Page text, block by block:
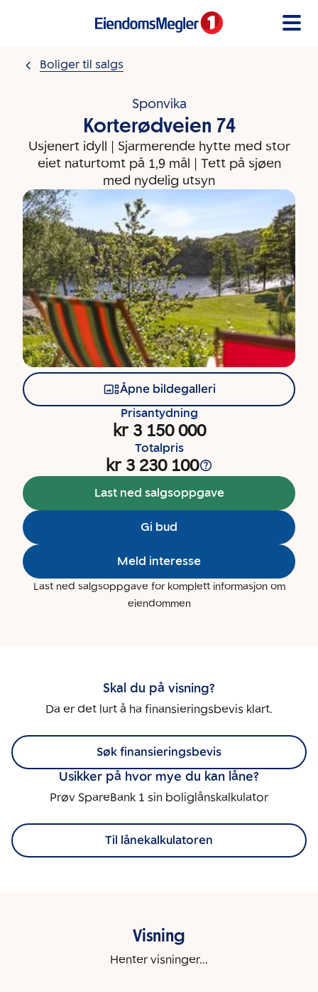
Boliger til salgs
Sponvika
Korterødveien 74
Usjenert idyll | Sjarmerende hytte med stor
eiet naturtomt på 1,9 mål | Tett på sjøen
med nydelig utsyn
Åpne bildegalleri
Prisantydning
kr 3 150 000
Totalpris
kr 3 230 100
Last ned salgsoppgave
Gi bud
Meld interesse
Last ned salgsoppgave for komplett informasjon om
eiendommen
Skal du på visning?
Da er det lurt å ha finansieringsbevis klart.
Søk finansieringsbevis
Usikker på hvor mye du kan låne?
Prøv SpareBank 1 sin boliglånskalkulator
Til lånekalkulatoren
Visning
Henter visninger...